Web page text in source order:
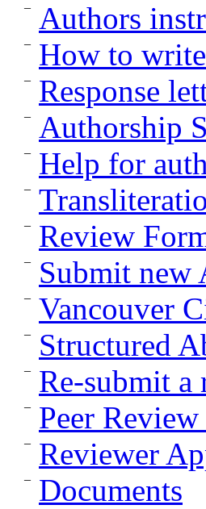
Authors
How to
Response
Authorship
Help for
Review
Submit new
Vancouver
Structured
Re-submit a
Peer Review
Reviewer
Documents